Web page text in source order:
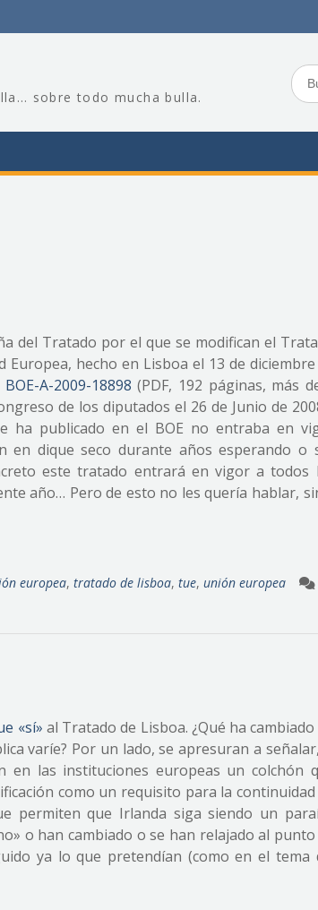
sobre todo mucha bulla.
del Tratado por el que se modifican el
hecho en Lisboa el 13 de diciembre
BOE-A-2009-18898 (PDF, 192 páginas, más
de los diputados el 26 de Junio de
ha publicado en el BOE no entraba en
en dique seco durante años esperando o
este tratado entrará en vigor a todos
año… Pero de esto no les quería hablar,
europea, tratado de lisboa, tue, unión europea
«sí» al Tratado de Lisboa. ¿Qué ha
varíe? Por un lado, se apresuran a
las instituciones europeas un colchón
como un requisito para la continuidad
permiten que Irlanda siga siendo un
o han cambiado o se han relajado al punto
ya lo que pretendían (como en el tema